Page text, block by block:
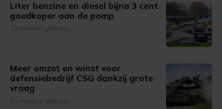
Liter benzine en diesel bijna 3 cent
goedkoper aan de pomp
13 minuten geleden
Meer omzet en winst voor
defensiebedrijf CSG dankzij grote
vraag
55 minuten geleden